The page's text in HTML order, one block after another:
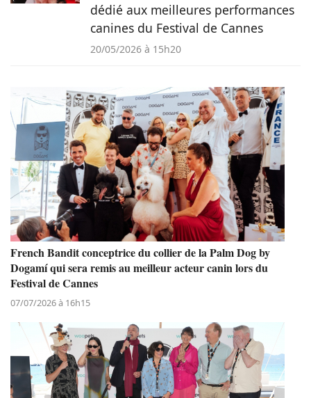
dédié aux meilleures performances
canines du Festival de Cannes
20/05/2026 à 15h20
French Bandit conceptrice du collier de la Palm Dog by
Dogamí qui sera remis au meilleur acteur canin lors du
Festival de Cannes
07/07/2026 à 16h15